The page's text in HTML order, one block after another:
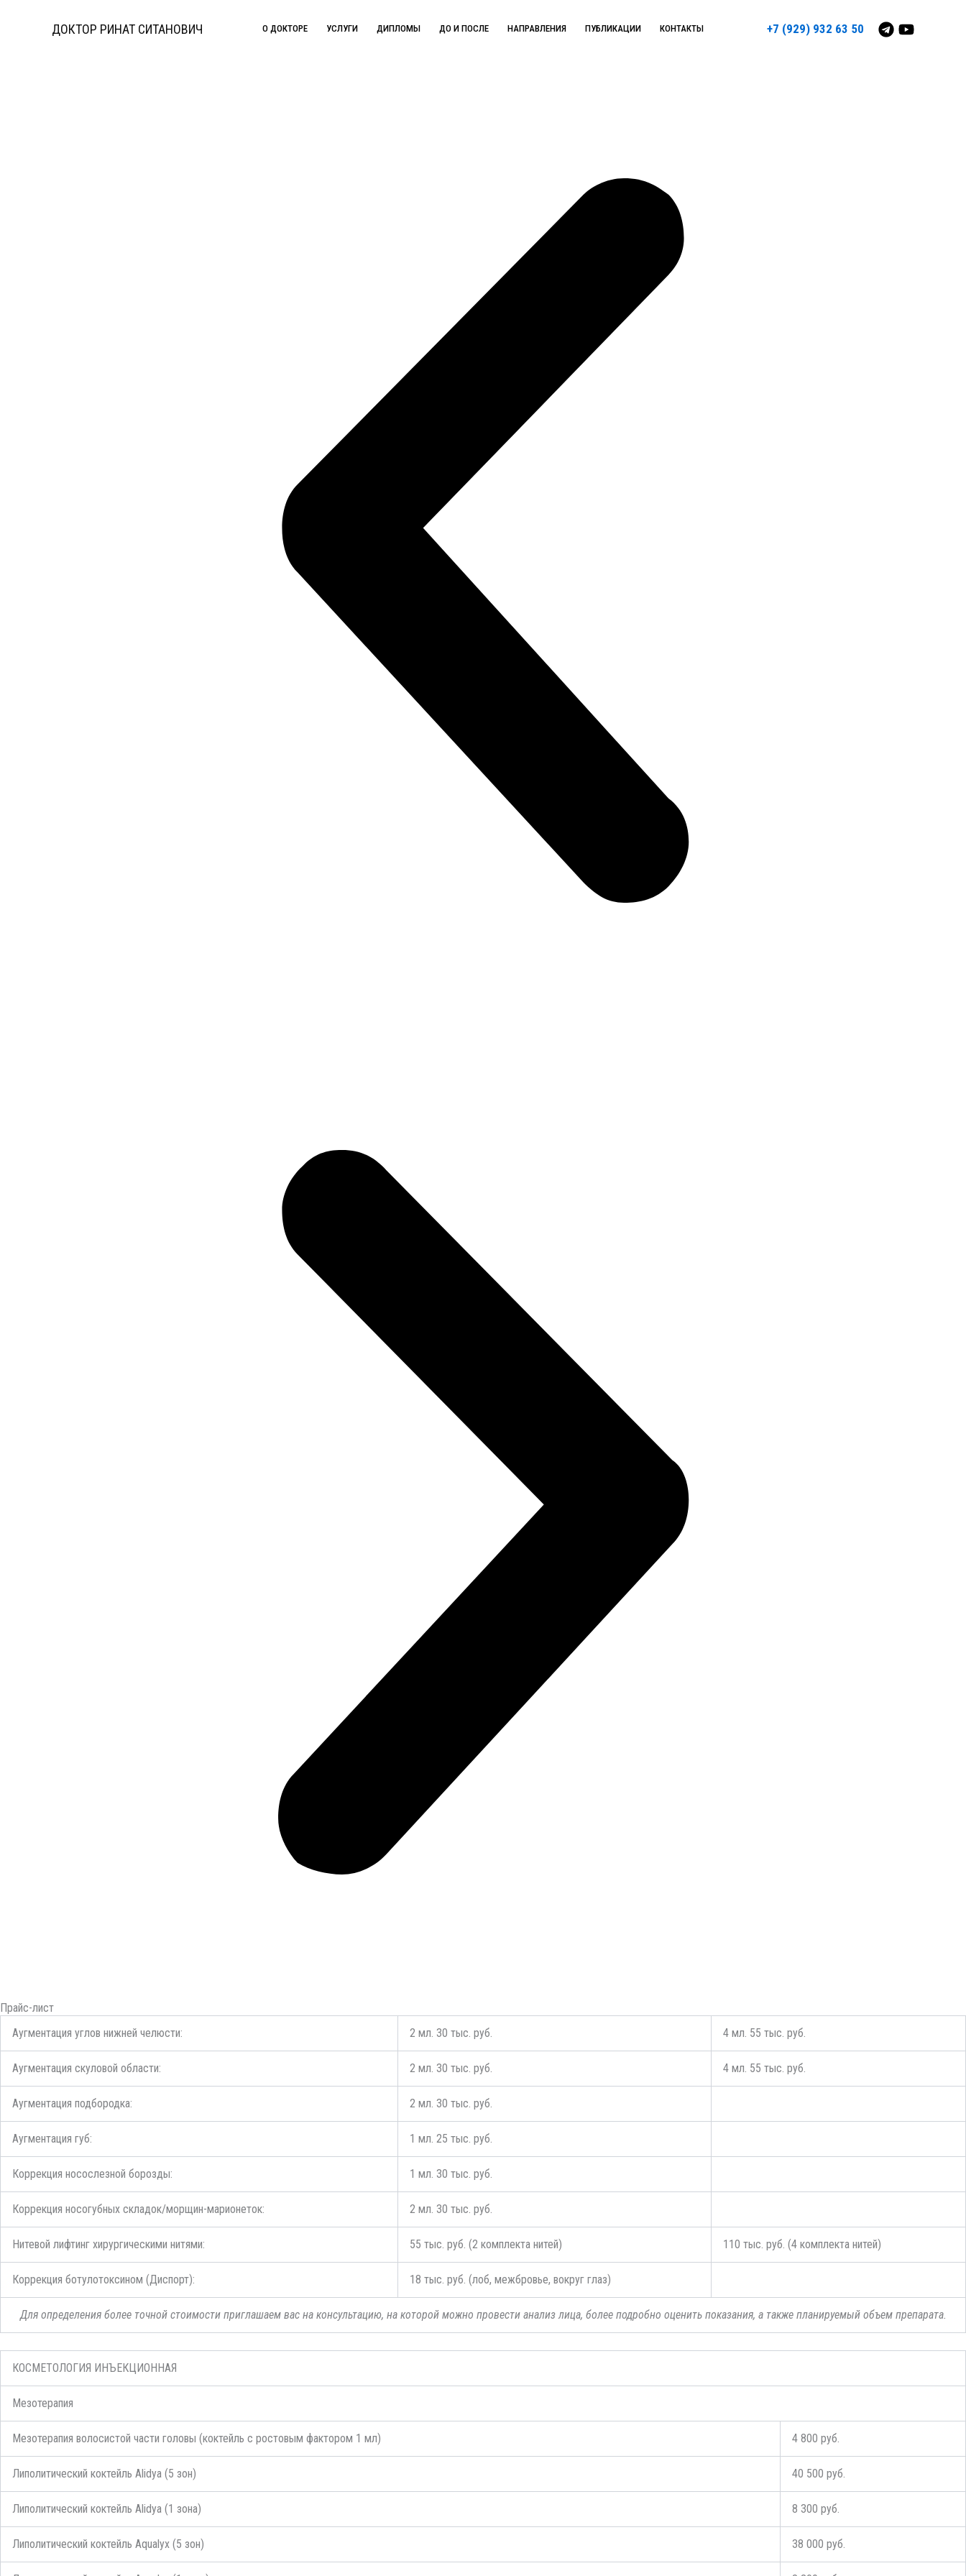
ДОКТОР РИНАТ СИТАНОВИЧ О ДОКТОРЕ УСЛУГИ ДИПЛОМЫ ДО И ПОСЛЕ НАПРАВЛЕНИЯ ПУБЛИКАЦИИ КОНТАКТЫ +7 (929) 932 63 50
Прайс-лист
Аугментация углов нижней челюсти:
2 мл. 30 тыс. руб. 4 мл. 55 тыс. руб.
Аугментация скуловой области: 2 мл. 30 тыс. руб. 4 мл. 55 тыс. руб.
Аугментация подбородка: 2 мл. 30 тыс. руб.
Аугментация губ: 1 мл. 25 тыс. руб.
Коррекция носослезной борозды: 1 мл. 30 тыс. руб.
Коррекция носогубных складок/морщин-марионеток: 2 мл. 30 тыс. руб.
Нитевой лифтинг хирургическими нитями: 55 тыс. руб. (2 комплекта нитей) 110 тыс. руб. (4 комплекта нитей)
Коррекция ботулотоксином (Диспорт): 18 тыс. руб. (лоб, межбровье, вокруг глаз)
Для определения более точной стоимости приглашаем вас на консультацию, на которой можно провести анализ лица, более подробно оценить показания, а также планируемый объем препарата.
КОСМЕТОЛОГИЯ ИНЪЕКЦИОННАЯ
Мезотерапия
Мезотерапия волосистой части головы (коктейль с ростовым фактором 1 мл) 4 800 руб.
Липолитический коктейль Alidya (5 зон) 40 500 руб.
Липолитический коктейль Alidya (1 зона) 8 300 руб.
Липолитический коктейль Aqualyx (5 зон) 38 000 руб.